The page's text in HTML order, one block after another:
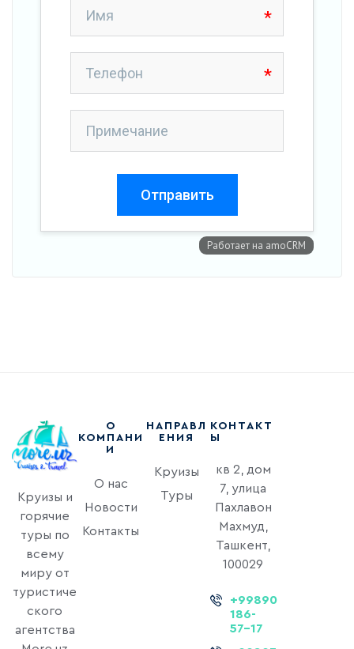
Круизы и
горячие
туры по
всему
миру от
туристиче
ского
агентства
О
КОМПАНИ
И
О нас
Новости
Контакты
НАПРАВЛ
ЕНИЯ
Круизы
Туры
КОНТАКТ
Ы
кв 2, дом
7, улица
Пахлавон
Махмуд,
Ташкент,
100029
+99890
186-
57-17